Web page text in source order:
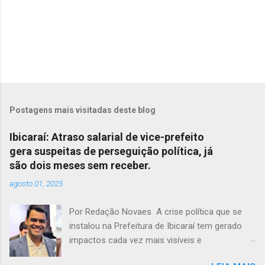
Postagens mais visitadas deste blog
Ibicaraí: Atraso salarial de vice-prefeito
gera suspeitas de perseguição política, já
são dois meses sem receber.
agosto 01, 2025
Por Redação Novaes A crise política que se
instalou na Prefeitura de Ibicaraí tem gerado
impactos cada vez mais visíveis e